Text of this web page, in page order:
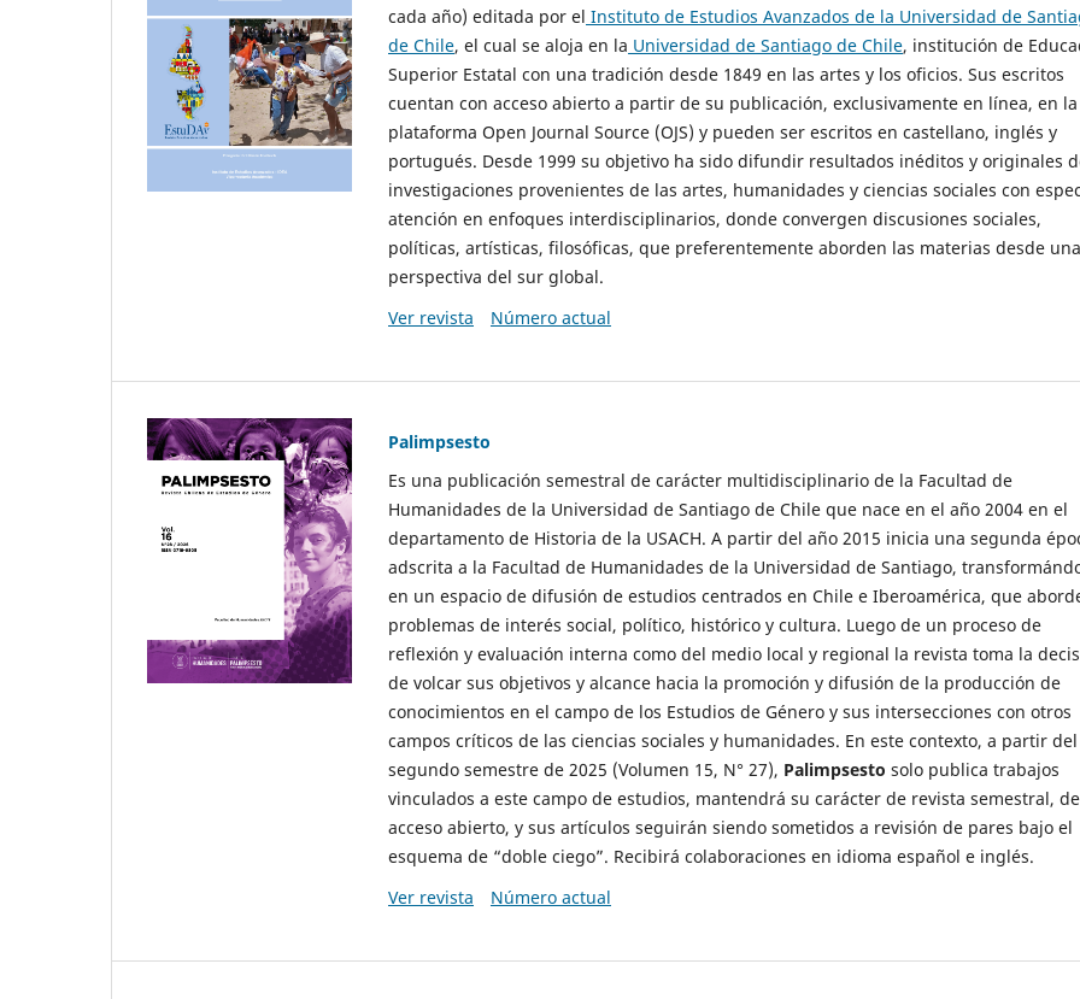
cada año) editada por el Instituto de Estudios Avanzados de la Universidad de
de Chile, el cual se aloja en la Universidad de Santiago de Chile, institución de
Superior Estatal con una tradición desde 1849 en las artes y los oficios. Sus escritos
cuentan con acceso abierto a partir de su publicación, exclusivamente en línea, en la
plataforma Open Journal Source (OJS) y pueden ser escritos en castellano, inglés y
portugués. Desde 1999 su objetivo ha sido difundir resultados inéditos y originales
investigaciones provenientes de las artes, humanidades y ciencias sociales con
atención en enfoques interdisciplinarios, donde convergen discusiones sociales,
políticas, artísticas, filosóficas, que preferentemente aborden las materias desde una
perspectiva del sur global.
Ver revista
Número actual
Palimpsesto
Es una publicación semestral de carácter multidisciplinario de la Facultad de
Humanidades de la Universidad de Santiago de Chile que nace en el año 2004 en el
departamento de Historia de la USACH. A partir del año 2015 inicia una segunda
adscrita a la Facultad de Humanidades de la Universidad de Santiago,
en un espacio de difusión de estudios centrados en Chile e Iberoamérica, que
problemas de interés social, político, histórico y cultura. Luego de un proceso de
reflexión y evaluación interna como del medio local y regional la revista toma la
de volcar sus objetivos y alcance hacia la promoción y difusión de la producción de
conocimientos en el campo de los Estudios de Género y sus intersecciones con otros
campos críticos de las ciencias sociales y humanidades. En este contexto, a partir del
segundo semestre de 2025 (Volumen 15, N° 27), Palimpsesto solo publica trabajos
vinculados a este campo de estudios, mantendrá su carácter de revista semestral, de
acceso abierto, y sus artículos seguirán siendo sometidos a revisión de pares bajo el
esquema de “doble ciego”. Recibirá colaboraciones en idioma español e inglés.
Ver revista
Número actual